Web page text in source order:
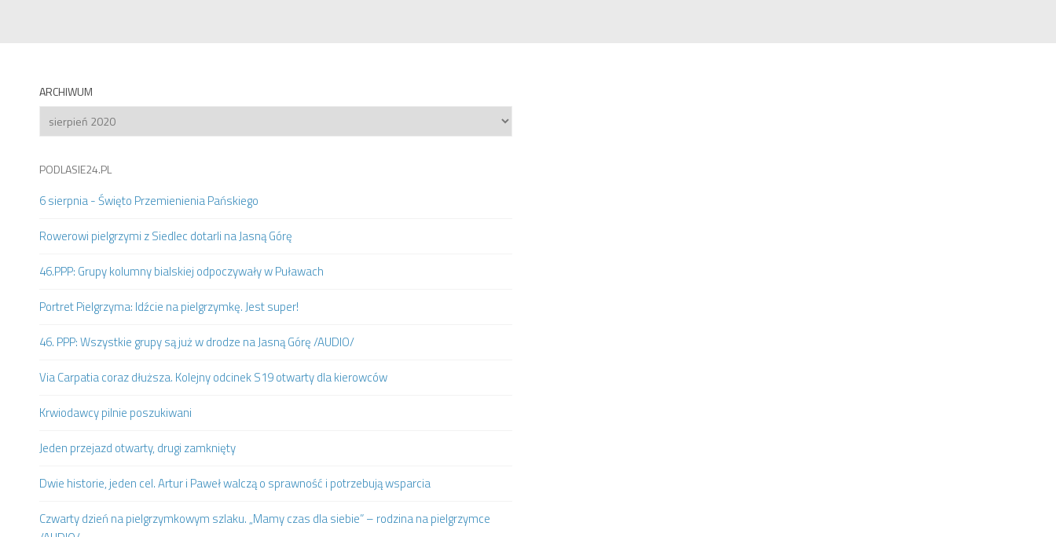
ARCHIWUM
Archiwum
PODLASIE24.PL
6 sierpnia - Święto Przemienienia Pańskiego
Rowerowi pielgrzymi z Siedlec dotarli na Jasną Górę
46.PPP: Grupy kolumny bialskiej odpoczywały w Puławach
Portret Pielgrzyma: Idźcie na pielgrzymkę. Jest super!
46. PPP: Wszystkie grupy są już w drodze na Jasną Górę /AUDIO/
Via Carpatia coraz dłuższa. Kolejny odcinek S19 otwarty dla kierowców
Krwiodawcy pilnie poszukiwani
Jeden przejazd otwarty, drugi zamknięty
Dwie historie, jeden cel. Artur i Paweł walczą o sprawność i potrzebują wsparcia
Czwarty dzień na pielgrzymkowym szlaku. „Mamy czas dla siebie” – rodzina na pielgrzymce